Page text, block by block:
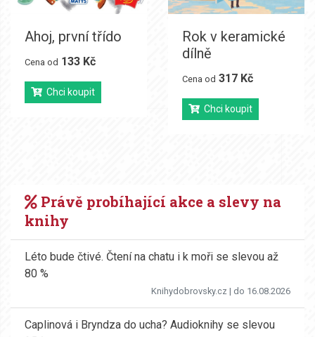
Ahoj, první třído
Cena od 133 Kč
Chci koupit
Rok v keramické
dílně
Cena od 317 Kč
Chci koupit
Právě probíhající akce a slevy na
knihy
Léto bude čtivé. Čtení na chatu i k moři se slevou až
80 %
Knihydobrovsky.cz | do 16.08.2026
Caplinová i Bryndza do ucha? Audioknihy se slevou